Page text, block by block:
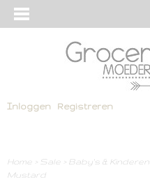
Inloggen Registreren
Home > Sale > Baby's & Kinderen
Mustard